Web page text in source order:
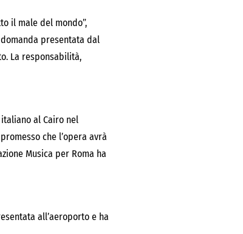
il male del mondo”,
presentata dal
La responsabilità,
al Cairo nel
che l’opera avrà
Musica per Roma ha
all’aeroporto e ha